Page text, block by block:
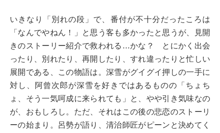
いきなり「別れの段」で、番付が不十分だったころは
「なんでやねん！」と思う客も多かったと思うが、見開
きのストーリー紹介で救われる…かな？ とにかく出会
ったり、別れたり、再開したり、すれ違ったりと忙しい
展開である、この物語は。深雪がグイグイ押しの一手に
対し、阿曾次郎が深雪を好きではあるものの「ちょち
ょ、そう一気呵成に来られても」と、やや引き気味なの
が、おもしろし。ただ、それはこの後の悲恋のストーリ
ーの始まり。呂勢が語り、清治師匠がピーンと決めてく